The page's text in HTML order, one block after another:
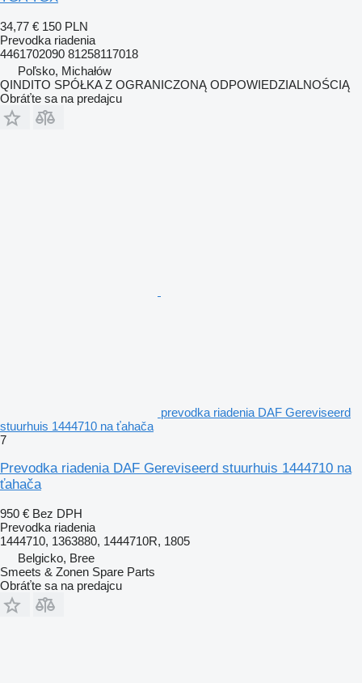
34,77 € 150 PLN
Prevodka riadenia
4461702090 81258117018
Poľsko, Michałów
QINDITO SPÓŁKA Z OGRANICZONĄ ODPOWIEDZIALNOŚCIĄ
Obráťte sa na predajcu
prevodka riadenia DAF Gereviseerd
stuurhuis 1444710 na ťahača
7
Prevodka riadenia DAF Gereviseerd stuurhuis 1444710 na
ťahača
950 € Bez DPH
Prevodka riadenia
1444710, 1363880, 1444710R, 1805
Belgicko, Bree
Smeets & Zonen Spare Parts
Obráťte sa na predajcu